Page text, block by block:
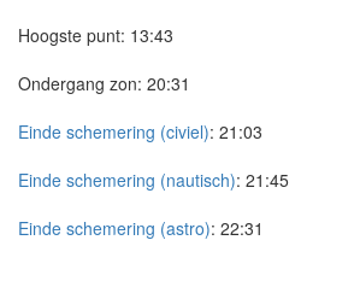
Hoogste punt: 13:43
Ondergang zon: 20:31
Einde schemering (civiel): 21:03
Einde schemering (nautisch): 21:45
Einde schemering (astro): 22:31